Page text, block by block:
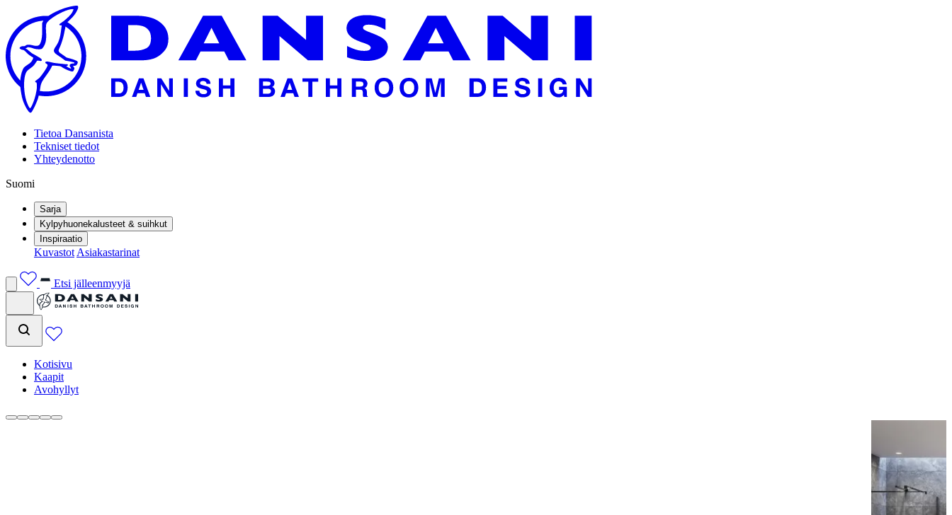
Tietoa Dansanista
Tekniset tiedot
Yhteydenotto
Suomi
Sarja
Kylpyhuonekalusteet & suihkut
Inspiraatio
Kuvastot Asiakastarinat
Etsi jälleenmyyjä
Kotisivu
Kaapit
Avohyllyt